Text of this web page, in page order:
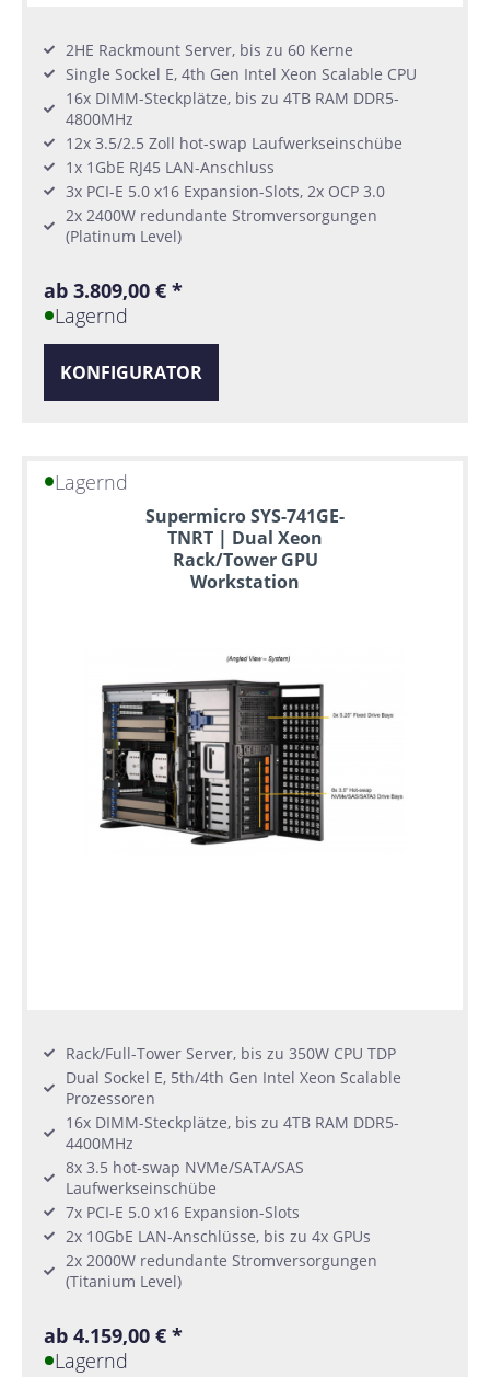
2HE Rackmount Server, bis zu 60 Kerne
Single Sockel E, 4th Gen Intel Xeon Scalable CPU
16x DIMM-Steckplätze, bis zu 4TB RAM DDR5-
4800MHz
12x 3.5/2.5 Zoll hot-swap Laufwerkseinschübe
1x 1GbE RJ45 LAN-Anschluss
3x PCI-E 5.0 x16 Expansion-Slots, 2x OCP 3.0
2x 2400W redundante Stromversorgungen
(Platinum Level)
ab 3.809,00 € *
Lagernd
KONFIGURATOR
Lagernd
Supermicro SYS-741GE-
TNRT | Dual Xeon
Rack/Tower GPU
Workstation
Rack/Full-Tower Server, bis zu 350W CPU TDP
Dual Sockel E, 5th/4th Gen Intel Xeon Scalable
Prozessoren
16x DIMM-Steckplätze, bis zu 4TB RAM DDR5-
4400MHz
8x 3.5 hot-swap NVMe/SATA/SAS
Laufwerkseinschübe
7x PCI-E 5.0 x16 Expansion-Slots
2x 10GbE LAN-Anschlüsse, bis zu 4x GPUs
2x 2000W redundante Stromversorgungen
(Titanium Level)
ab 4.159,00 € *
Lagernd